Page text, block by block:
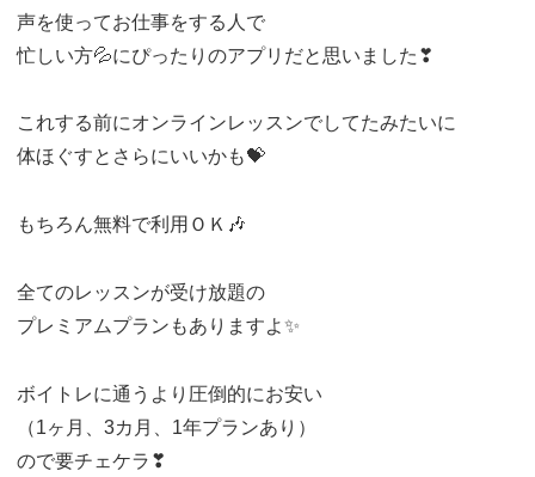
声を使ってお仕事をする人で
忙しい方💦にぴったりのアプリだと思いました❣
これする前にオンラインレッスンでしてたみたいに
体ほぐすとさらにいいかも💝
もちろん無料で利用ＯＫ🎶
全てのレッスンが受け放題の
プレミアムプランもありますよ✨
ボイトレに通うより圧倒的にお安い
（1ヶ月、3カ月、1年プランあり）
ので要チェケラ❣